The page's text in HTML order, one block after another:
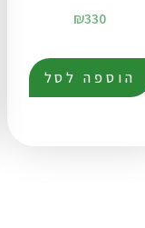
₪330
הוספה לסל